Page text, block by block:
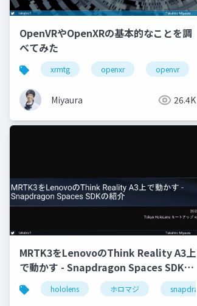
OpenVRやOpenXRの基本的なことを調
べてみた
xrmtg openxr openvr
Miyaura 26.4K
MRTK3をLenovoのThink Reality A3上
で動かす - Snapdragon Spaces SDKの
紹介
hololens ホロマジ